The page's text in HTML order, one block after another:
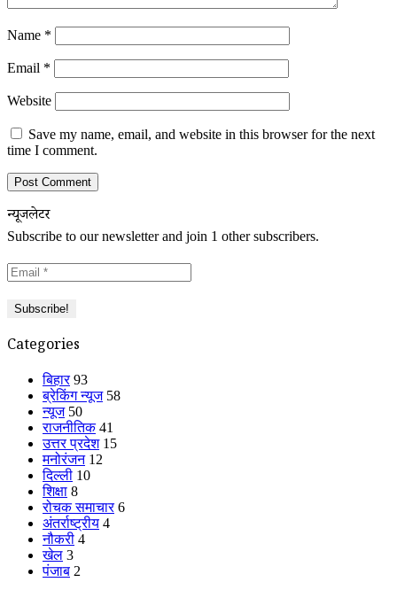
Name *
Email *
Website
Save my name, email, and website in this browser for the next
time I comment.
न्यूजलेटर
Subscribe to our newsletter and join 1 other subscribers.
Categories
बिहार 93
ब्रेकिंग न्यूज 58
न्यूज 50
राजनीतिक 41
उत्तर प्रदेश 15
मनोरंजन 12
दिल्ली 10
शिक्षा 8
रोचक समाचार 6
अंतर्राष्ट्रीय 4
नौकरी 4
खेल 3
पंजाब 2